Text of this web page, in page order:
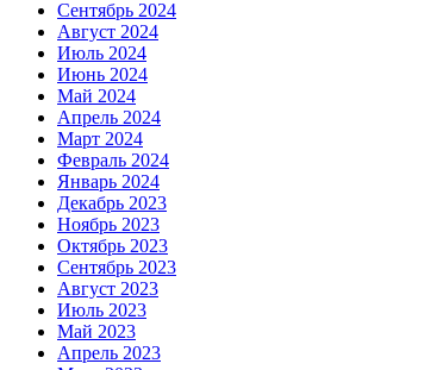
Сентябрь 2024
Август 2024
Июль 2024
Июнь 2024
Май 2024
Апрель 2024
Март 2024
Февраль 2024
Январь 2024
Декабрь 2023
Ноябрь 2023
Октябрь 2023
Сентябрь 2023
Август 2023
Июль 2023
Май 2023
Апрель 2023